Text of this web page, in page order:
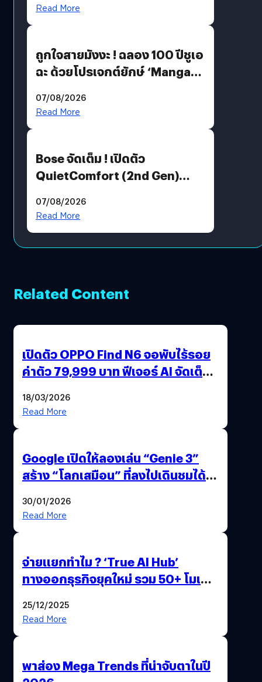
Read More
ถูกใจสายมังงะ ! ฉลอง 100 ปีชูเอ
ฉะ ด้วยโปรเจกต์ยักษ์ ‘Manga
มีภาษาไทยด้วย
07/08/2026
Read More
Bose จัดเต็ม ! เปิดตัว
QuietComfort (2nd Gen)
07/08/2026
Read More
Related Content
เปิดตัว OPPO Find N6 จอพับไร้รอย
ค่าตัว 79,999 บาท ฟีเจอร์ AI จัดเต็ม
18/03/2026
Read More
Google เปิดให้ลองเล่น “Genie 3”
สร้าง “โลกเสมือน” ที่ลงไปเดินชมได้
30/01/2026
Read More
จ่ายแยกทำไม ? ‘True AI Hub’
ทางออกธุรกิจยุคใหม่ รวม 50+ โมเดล
25/12/2025
Read More
พาส่อง Mega Trends ที่น่าจับตาในปี